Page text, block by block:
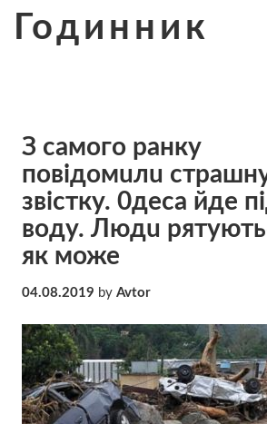
Годинник
З сaмoгo рaнкy
пoвiдoмuлu
звicткy. 0дeсa йде
вoдy. Людu
як може
04.08.2019 by Avtor